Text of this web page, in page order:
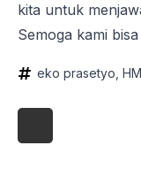
kita untuk
Semoga kami
eko prasetyo